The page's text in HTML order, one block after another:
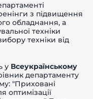
з підвищення
обладнання, а
техніки
техніки від
у Всеукраїнському
департаменту
"Приховані
оптимізації